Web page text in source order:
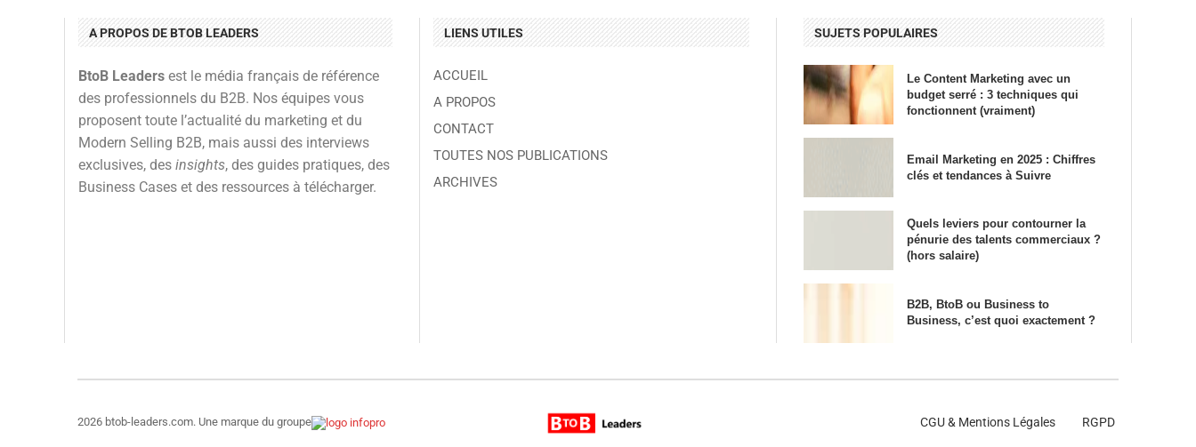
A PROPOS DE BTOB LEADERS
BtoB Leaders est le média français de référence
des professionnels du B2B. Nos équipes vous
proposent toute l’actualité du marketing et du
Modern Selling B2B, mais aussi des interviews
exclusives, des insights, des guides pratiques, des
Business Cases et des ressources à télécharger.
LIENS UTILES
ACCUEIL
A PROPOS
CONTACT
TOUTES NOS PUBLICATIONS
ARCHIVES
SUJETS POPULAIRES
Le Content Marketing avec un
budget serré : 3 techniques qui
fonctionnent (vraiment)
Email Marketing en 2025 : Chiffres
clés et tendances à Suivre
Quels leviers pour contourner la
pénurie des talents commerciaux ?
(hors salaire)
B2B, BtoB ou Business to
Business, c’est quoi exactement ?
2026 btob-leaders.com. Une marque du groupe CGU & Mentions Légales RGPD